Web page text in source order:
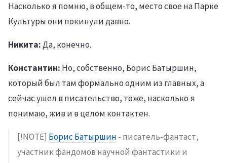
Насколько я помню, в общем-то, место свое на Парке
Культуры они покинули давно.
Никита:Да, конечно.
Константин: Но, собственно, Борис Батыршин,
который был там формально одним из главных, а
сейчас ушел в писательство, тоже, насколько я
понимаю, жив и в целом контактен.
[!NOTE] Борис Батыршин - писатель-фантаст,
участник фандомов научной фантастики и